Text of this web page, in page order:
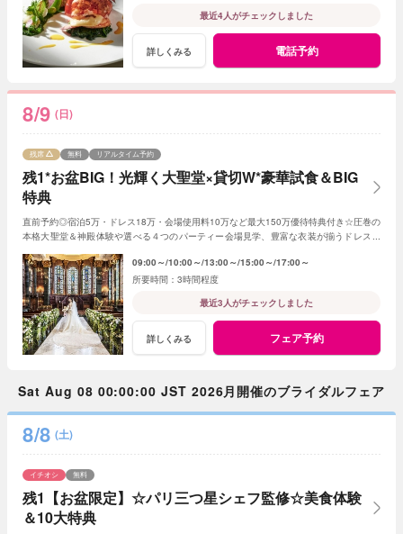
最近4人がチェックしました
詳しくみる 電話予約
8/9 (日)
残1*お盆BIG！光輝く大聖堂×貸切W*豪華試食＆BIG
特典
残席 無料 リアルタイム予約
直前予約◎宿泊5万・ドレス18万・会場使用料10万など最大150万優待特典付き☆圧巻の
本格大聖堂＆神殿体験や選べる４つのパーティー会場見学、豊富な衣装が揃うドレスシ
09:00～ 10:00～ 13:00～ 15:00～ 17:00～
3時間程度
最近3人がチェックしました
詳しくみる フェア予約
Sat Aug 08 00:00:00 JST 2026月開催のブライダルフェア
8/8 (土)
残1【お盆限定】☆パリ三つ星シェフ監修☆美食体験
＆10大特典
イチオシ 無料